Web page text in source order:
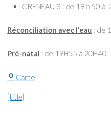
CRENEAU 3 : de 19 h 50 à
Réconciliation avec l'eau : de
Pré-natal : de 19H55 à 20H40
Carte
{title}